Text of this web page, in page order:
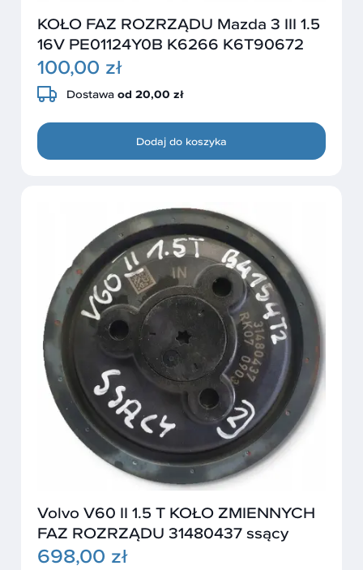
KOŁO FAZ ROZRZĄDU Mazda 3 III 1.5
16V PE01124Y0B K6266 K6T90672
100,00 zł
Dostawa od 20,00 zł
Dodaj do koszyka
Volvo V60 II 1.5 T KOŁO ZMIENNYCH
FAZ ROZRZĄDU 31480437 ssący
698,00 zł